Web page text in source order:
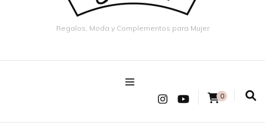
Regalos, Moda y Complementos para Mujer
0